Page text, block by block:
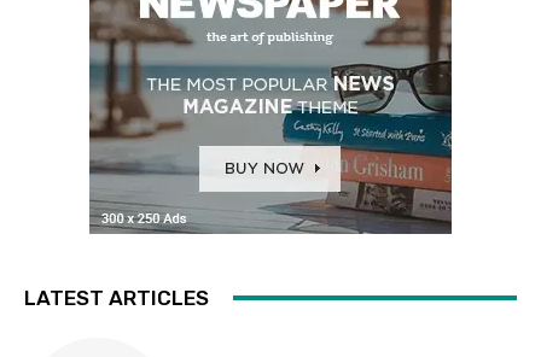
LATEST ARTICLES